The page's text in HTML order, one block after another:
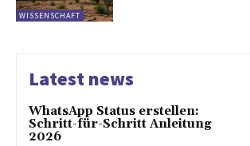
WISSENSCHAFT
Latest news
WhatsApp Status erstellen:
Schritt-für-Schritt Anleitung
2026